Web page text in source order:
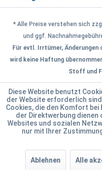
* Alle Preise verstehen sich
und ggf.
Für evtl. Irrtümer, Änderungen
wird keine Haftung
Stoff und
Diese Website benutzt
der Website erforderlich
Cookies, die den Komfort
der Direktwerbung
Websites und sozialen
nur mit Ihrer
Ablehnen Alle